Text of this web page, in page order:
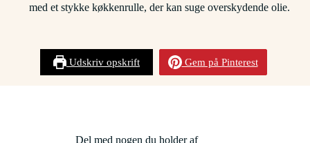
med et stykke køkkenrulle, der kan suge overskydende olie.
Udskriv opskrift Gem på Pinterest
Del med nogen du holder af